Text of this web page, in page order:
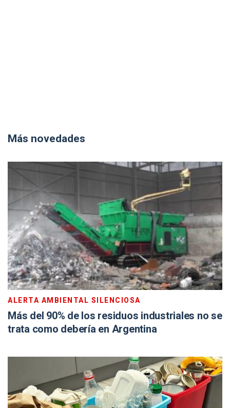
Más novedades
ALERTA AMBIENTAL SILENCIOSA
Más del 90% de los residuos industriales no se
trata como debería en Argentina